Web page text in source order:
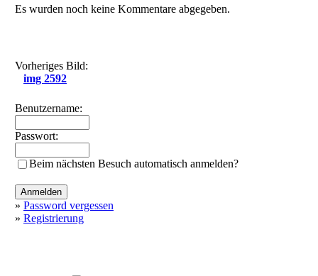
Es wurden noch keine Kommentare abgegeben.
Vorheriges Bild:
img 2592
Benutzername:
Passwort:
Beim nächsten Besuch automatisch anmelden?
» Password vergessen
» Registrierung